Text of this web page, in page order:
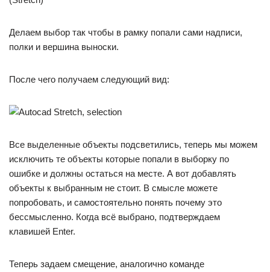
Делаем выбор так чтобы в рамку попали сами надписи,
полки и вершина выноски.
После чего получаем следующий вид:
Все выделенные объекты подсветились, теперь мы можем
исключить те объекты которые попали в выборку по
ошибке и должны остаться на месте. А вот добавлять
объекты к выбранным не стоит. В смысле можете
попробовать, и самостоятельно понять почему это
бессмысленно. Когда всё выбрано, подтверждаем
клавишей Enter.
Теперь задаем смещение, аналогично команде